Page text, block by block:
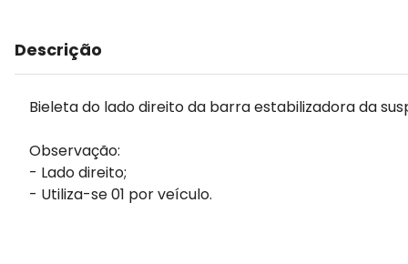
Descrição
Bieleta do lado direito da barra estabilizadora da
Observação:
- Lado direito;
- Utiliza-se 01 por veículo.